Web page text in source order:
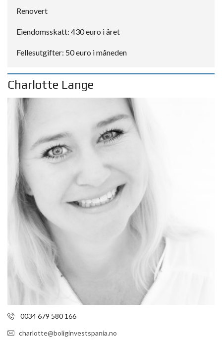
Renovert
Eiendomsskatt: 430 euro i året
Fellesutgifter: 50 euro i måneden
Charlotte Lange
0034 679 580 166
charlotte@boliginvestspania.no